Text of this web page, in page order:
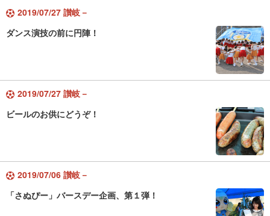
2019/07/27 讃岐－
ダンス演技の前に円陣！
2019/07/27 讃岐－
ビールのお供にどうぞ！
2019/07/06 讃岐－
「さぬぴー」バースデー企画、第１弾！